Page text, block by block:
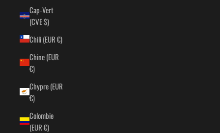
Cap-Vert
(CVE $)
Chili (EUR €)
Chine (EUR
€)
Chypre (EUR
€)
Colombie
(EUR €)